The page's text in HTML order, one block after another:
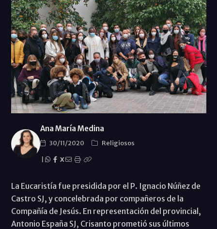
Ana María Medina
30/11/2020
Religiosos
X
La Eucaristía fue presidida por el P. Ignacio Núñez de
Castro SJ, y concelebrada por compañeros de la
Compañía de Jesús. En representación del provincial,
Antonio España SJ, Crisanto prometió sus últimos